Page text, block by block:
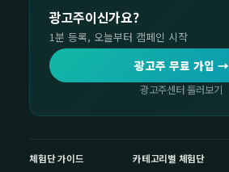
광고주이신가요?
1분 등록, 오늘부터 캠페인 시작
광고주 무료 가입 →
광고주센터 둘러보기
체험단 가이드
카테고리별 체험단